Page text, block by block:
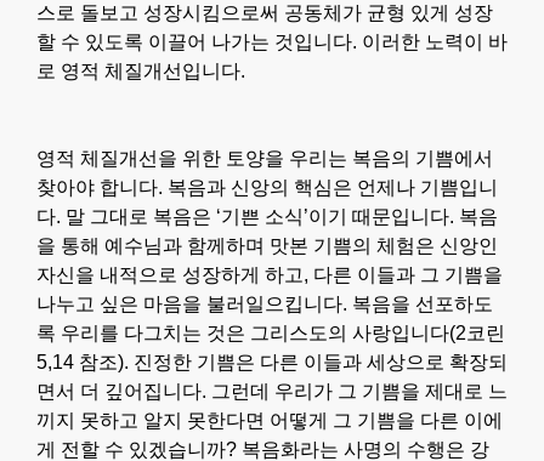
스로 돌보고 성장시킴으로써 공동체가 균형 있게 성장
할 수 있도록 이끌어 나가는 것입니다. 이러한 노력이 바
로 영적 체질개선입니다.
영적 체질개선을 위한 토양을 우리는 복음의 기쁨에서
찾아야 합니다. 복음과 신앙의 핵심은 언제나 기쁨입니
다. 말 그대로 복음은 ‘기쁜 소식’이기 때문입니다. 복음
을 통해 예수님과 함께하며 맛본 기쁨의 체험은 신앙인
자신을 내적으로 성장하게 하고, 다른 이들과 그 기쁨을
나누고 싶은 마음을 불러일으킵니다. 복음을 선포하도
록 우리를 다그치는 것은 그리스도의 사랑입니다(2코린
5,14 참조). 진정한 기쁨은 다른 이들과 세상으로 확장되
면서 더 깊어집니다. 그런데 우리가 그 기쁨을 제대로 느
끼지 못하고 알지 못한다면 어떻게 그 기쁨을 다른 이에
게 전할 수 있겠습니까? 복음화라는 사명의 수행은 강